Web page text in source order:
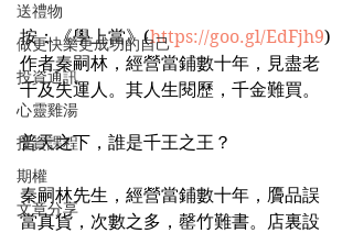
送禮物
做更快樂更成功的自己
投資通訊
心靈雞湯
投資課程
期權
文章分享
按：《學上當》(https://goo.gl/EdFjh9)
作者秦嗣林，經營當鋪數十年，見盡老
千及失運人。其人生閱歷，千金難買。
普天之下，誰是千王之王？
秦嗣林先生，經營當鋪數十年，贗品誤
當真貨，次數之多，罄竹難書。店裏設